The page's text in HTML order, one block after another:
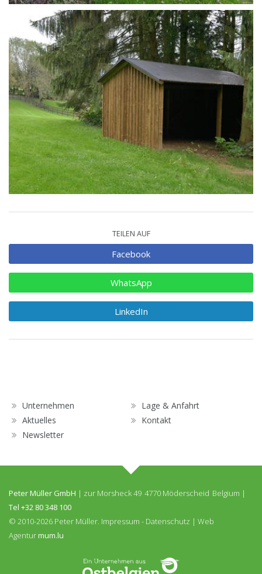
TEILEN AUF
Facebook
WhatsApp
LinkedIn
Unternehmen
Lage & Anfahrt
Aktuelles
Kontakt
Newsletter
Peter Müller GmbH | zur Morsheck 49 4770 Möderscheid Belgium |
Tel +32 80 348 100
© 2010-2026 Peter Müller. Impressum - Datenschutz | Web
Agenturmum.lu